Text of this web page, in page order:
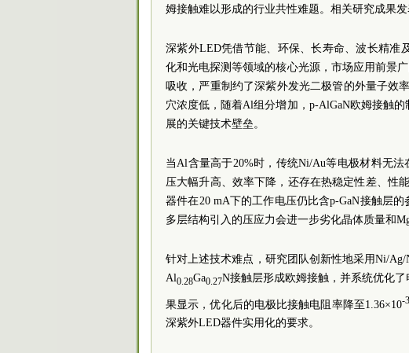
姆接触难以形成的行业共性难题。相关研究成果
深紫外LED凭借节能、环保、长寿命、波长精准
化和光电探测等领域的核心光源，市场应用前景
吸收，严重制约了深紫外发光二极管的外量子效
穴浓度低，随着Al组分增加，p-AlGaN欧姆接触
展的关键技术壁垒。
当Al含量高于20%时，传统Ni/Au等电极材料无
压大幅升高、效率下降，还存在热稳定性差、性
器件在20 mA下的工作电压仍比含p-GaN接触层
多层结构引入的压应力会进一步劣化晶体质量和
针对上述技术难点，研究团队创新性地采用Ni/
Al0.28Ga0.27N接触层形成欧姆接触，并系统优化
果显示，优化后的电极比接触电阻率降至1.36×10-3
深紫外LED器件实用化的要求。